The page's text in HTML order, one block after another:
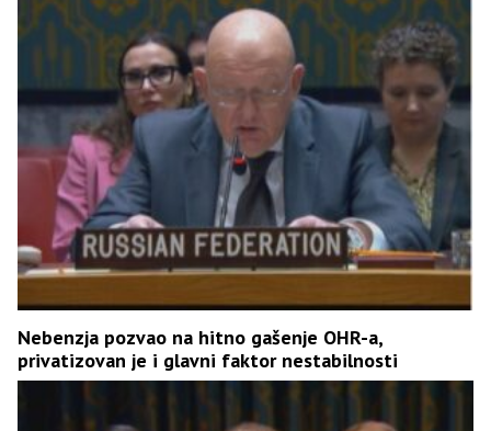
Nebenzja pozvao na hitno gašenje OHR-a,
privatizovan je i glavni faktor nestabilnosti